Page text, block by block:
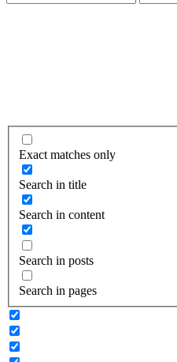
Exact matches only
Search in title
Search in content
Search in posts
Search in pages